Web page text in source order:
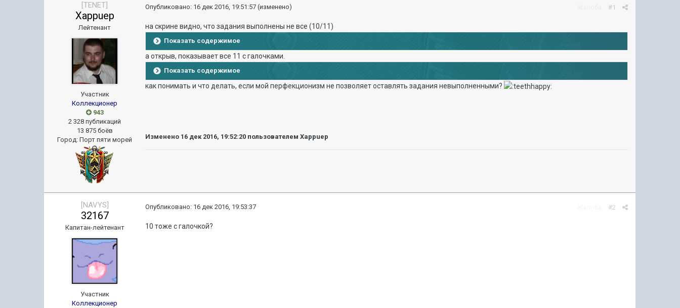
[TENET]
Xappuep
Лейтенант
Участник
Коллекционер
943
2 328 публикаций
13 875 боёв
Город:Порт пяти морей
#1
Опубликовано: 16 дек 2016, 19:51:57 (изменено)
на скрине видно, что задания выполнены не все (10/11)
Показать содержимое
а открыв, показывает все 11 с галочками.
Показать содержимое
как понимать и что делать, если мой перфекционизм не позволяет оставлять задания невыполненными?
Изменено 16 дек 2016, 19:52:20 пользователем Xappuep
[NAVYS]
32167
Капитан-лейтенант
Участник
Коллекционер
#2
Опубликовано: 16 дек 2016, 19:53:37
10 тоже с галочкой?